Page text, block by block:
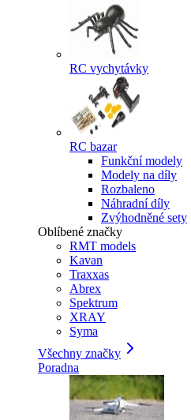
RC vychytávky
RC bazar
Funkční modely
Modely na díly
Rozbaleno
Náhradní díly
Zvýhodněné sety
Oblíbené značky
RMT models
Kavan
Traxxas
Abrex
Spektrum
XRAY
Syma
Všechny značky
Poradna